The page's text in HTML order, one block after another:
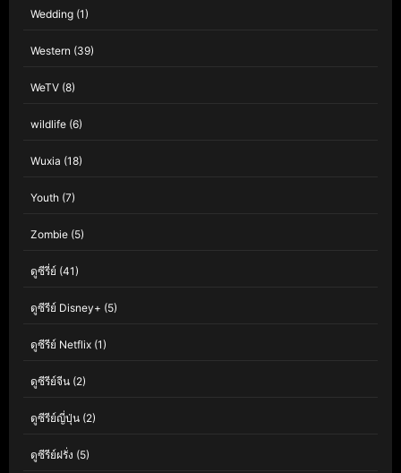
Wedding (1)
Western (39)
WeTV (8)
wildlife (6)
Wuxia (18)
Youth (7)
Zombie (5)
ดูซีรี่ย์ (41)
ดูซีรีย์ Disney+ (5)
ดูซีรีย์ Netflix (1)
ดูซีรีย์จีน (2)
ดูซีรีย์ญี่ปุ่น (2)
ดูซีรีย์ฝรั่ง (5)